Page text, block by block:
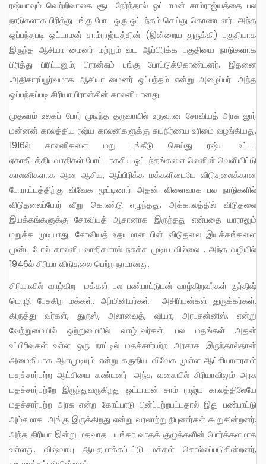
ரஷ்யாவும் வெற்றிவாகை சூட நேர்ந்தால் ஓட்டாமன் சாம்ராஜ்யத்தை பல
நாடுகளாக பிரித்து பங்கு போட ஒரு ஒப்பந்தம் செய்து கொணடனர்.. அந்த
ஒப்பந்தபடி ஒட்டாமன் சாம்ராஜ்யத்தின் (இன்றைய துருக்கி) பகுதியாக
இருந்த ஆசியா மைனர் மற்றும் வட ஆப்பிரிக்க பகுதியை நாடுகளாக
பிரித்து பிரிட்டனும், பிரான்சும் பங்கு போட்டுக்கொண்டனர். இதனை
.அதிகாரப்பூர்வமாக ஆசியா மைனர் ஒப்பந்தம் என்று அழைப்பர். அந்த
ஒப்பந்தப்படி சிரியா பிரான்சின் காலனியானது
முதலாம் உலகப் போர் முடிந்த தருவாயில் உருவான சோவியத் அரசு ஜார்
மன்னன் காலத்திய ரஷ்ய காலனிகளுக்கு சுயநிர்ணய உரிமை வழங்கியது.
1916ல் காலனிகளை மறு பங்கீடு செய்து ரஷ்ய உட்பட
ஏகாதிபத்தியவாதிகள் போட்ட ரகசிய ஒப்பந்தங்களை லெனின் வெளியிட்டு
காலனிகளாக ஆன ஆசிய, ஆப்பிரிக்க மக்களிடையே விடுதலைக்கான
போராட்டத்திற்கு விவேக மூட்டினார் அதன் விளைவாக பல நாடுகளில்
விடுதலைப்போர் வீறு கொண்டு எழுந்தது. அக்காலத்தில் விடுதலை
இயக்கங்களுக்கு சோவியத் ஆசானாக இருந்தது என்பதை யாராலும்
மறுக்க முடியாது. சோவியத் உதயமான பின் விடுதலை இயக்கங்களை
முன்பு போல் காலனியவாதிகளால் நசுக்க முடிய வில்லை . அந்த வழியில்
1946ல் சிரியா விடுதலை பெற்ற நாடானது.
சிரியாவில் வாழ்கிற மக்கள் பல பண்பாட்டுடன் வாழ்கிறவர்கள் குர்திஷ்
மொழி பேசுகிற மக்கள், அர்மினியர்கள் அசிரியன்கள் துருக்கர்கள்,
கிருத்து வர்கள், துருஸ், அலாவைத், ஷியா, அரபுசன்னிஸ். என்று
வேற்றுமையில் ஒற்றுமையில் வாழ்பவர்கள். பல மதங்கள் அதன்
உட்பிரிவுகள் உள்ள ஒரு நாட்டில் மதச்சார்பற்ற அரசாக இருந்தால்தான்
அமைதியாக ஆளமுடியும் என்று கருதிய. விவேக முள்ள ஆட்சியாளரகள்
மதச்சார்பற்ற ஆட்சியை கண்டனர். அந்த வகையில் சிரியாவிலும் அரசு
மதச்சார்பற்றே இருந்துவருகிறது ஒட்டாமன் சாம் ராஜ்ய காலத்திலேயே
மதச்சார்பற்ற அரசு என்ற கோட்பாடு பின்ப்பற்றபட்டதால் இது பண்பாட்டு
அம்சமாக அங்கு இருக்கிறது என்று வரலாற்று நிபுணர்கள் கூறுகின்றனர்.
அந்த சிரியா இன்று மதவாத பயங்கர வாதக் குழுக்களின் போர்க்களமாக
உள்ளது. விஷவாயு ஆயுதமாக்கப்பட்டு மக்கள் கொல்லப்படுகின்றனர்,